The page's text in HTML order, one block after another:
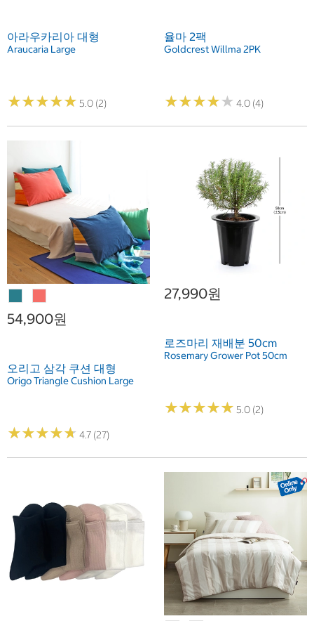
아라우카리아 대형
Araucaria Large
★★★★★
★★★★★ 5.0 (2)
율마 2팩
Goldcrest Willma 2PK
★★★★★
★★★★★ 4.0 (4)
54,900원
오리고 삼각 쿠션 대형
Origo Triangle Cushion Large
★★★★★
★★★★★ 4.7 (27)
27,990원
로즈마리 재배분 50cm
Rosemary Grower Pot 50cm
★★★★★
★★★★★ 5.0 (2)